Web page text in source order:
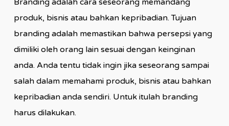
produk, bisnis atau bahkan kepribadian. Tujuan
branding adalah memastikan bahwa persepsi yang
dimiliki oleh orang lain sesuai dengan keinginan
anda. Anda tentu tidak ingin jika seseorang sampai
salah dalam memahami produk, bisnis atau bahkan
kepribadian anda sendiri. Untuk itulah branding
harus dilakukan.